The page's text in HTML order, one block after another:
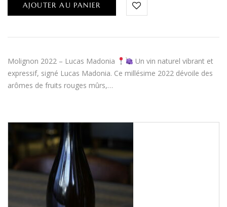
AJOUTER AU PANIER
Molignon 2022 – Lucas Madonia
Un vin naturel vibrant et
expressif, signé Lucas Madonia. Ce millésime 2022 dévoile des
arômes de fruits rouges mûrs,…